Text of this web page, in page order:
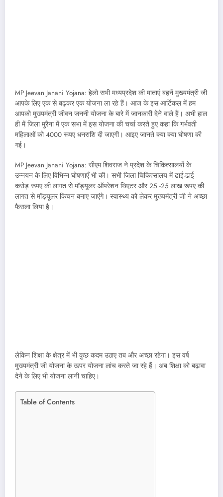
MP Jeevan Janani Yojana: हेलो सभी मध्यप्रदेश की माताएं बहनें मुख्यमंत्री जी
आपके लिए एक से बढ़कर एक योजना ला रहे हैं। आज के इस आर्टिकल में हम
आपको मुख्यमंत्री जीवन जननी योजना के बारे में जानकारी देने वाले हैं। अभी हाल
ही में जिला मुरैना में एक सभा में इस योजना की चर्चा करते हुए कहा कि गर्भवती
महिलाओं को 4000 रूपए धनराशि दी जाएगी। आइए जानते क्या क्या घोषणा की
गई।
MP Jeevan Janani Yojana: सीएम शिवराज ने प्रदेश के चिकित्सालयों के
उन्नयन के लिए विभिन्न घोषणाएँ भी की। सभी जिला चिकित्सालय में ढाई-ढाई
करोड़ रूपए की लागत से मॉड्यूलर ऑपरेशन थिएटर और 25 -25 लाख रूपए की
लागत से मॉड्यूलर किचन बनाए जाएंगे। स्वास्थ्य को लेकर मुख्यमंत्री जी ने अच्छा
फैसला लिया है।
लेकिन शिक्षा के क्षेत्र में भी कुछ कदम उठाए तब और अच्छा रहेगा। इस वर्ष
मुख्यमंत्री जी योजना के ऊपर योजना लांच करते जा रहे हैं। अब शिक्षा को बढ़ावा
देने के लिए भी योजना लानी चाहिए।
Table of Contents